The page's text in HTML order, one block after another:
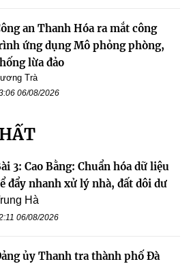
an Thanh Hóa ra mắt công
ứng dụng Mô phỏng phòng,
lừa đảo
Trà
06/08/2026
3: Cao Bằng: Chuẩn hóa dữ liệu
đẩy nhanh xử lý nhà, đất dôi dư
Hà
06/08/2026
ủy Thanh tra thành phố Đà